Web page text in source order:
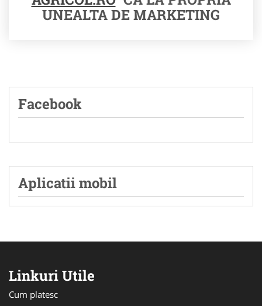
UNEALTA DE MARKETING
Facebook
Aplicatii mobil
Linkuri Utile
Cum platesc